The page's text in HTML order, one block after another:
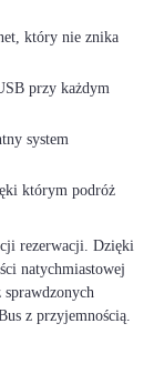
który nie znika
przy każdym
system
którym podróż
rezerwacji. Dzięki
natychmiastowej
sprawdzonych
z przyjemnością.